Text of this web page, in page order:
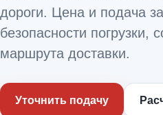
дороги. Цена и подача
безопасности погрузки,
маршрута доставки.
Уточнить подачу